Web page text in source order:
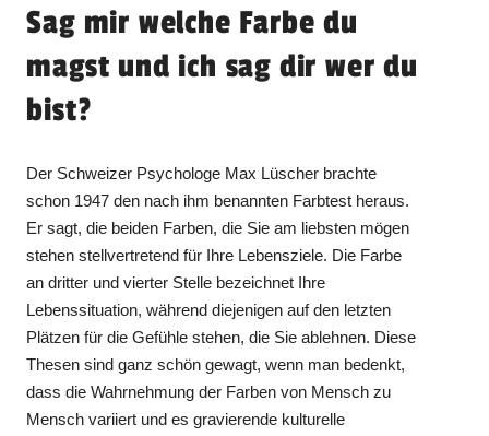
Sag mir welche Farbe du
magst und ich sag dir wer du
bist?
Der Schweizer Psychologe Max Lüscher brachte
schon 1947 den nach ihm benannten Farbtest heraus.
Er sagt, die beiden Farben, die Sie am liebsten mögen
stehen stellvertretend für Ihre Lebensziele. Die Farbe
an dritter und vierter Stelle bezeichnet Ihre
Lebenssituation, während diejenigen auf den letzten
Plätzen für die Gefühle stehen, die Sie ablehnen. Diese
Thesen sind ganz schön gewagt, wenn man bedenkt,
dass die Wahrnehmung der Farben von Mensch zu
Mensch variiert und es gravierende kulturelle